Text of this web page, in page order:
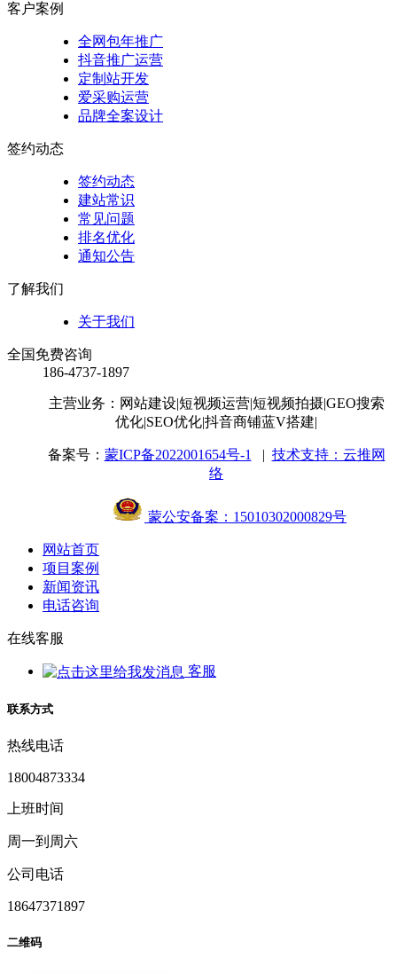
客户案例
全网包年推广
抖音推广运营
定制站开发
爱采购运营
品牌全案设计
签约动态
签约动态
建站常识
常见问题
排名优化
通知公告
了解我们
关于我们
全国免费咨询
186-4737-1897
主营业务：网站建设|短视频运营|短视频拍摄|GEO搜索
优化|SEO优化|抖音商铺蓝V搭建|
备案号： 蒙ICP备2022001654号-1 | 技术支持：云推网
络
蒙公安备案：15010302000829号
网站首页
项目案例
新闻资讯
电话咨询
在线客服
客服
联系方式
热线电话
18004873334
上班时间
周一到周六
公司电话
18647371897
二维码